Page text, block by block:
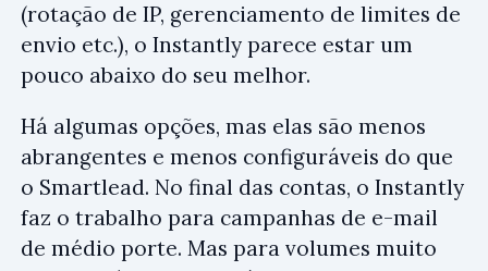
(rotação de IP, gerenciamento de limites de
envio etc.), o Instantly parece estar um
pouco abaixo do seu melhor.
Há algumas opções, mas elas são menos
abrangentes e menos configuráveis do que
o Smartlead. No final das contas, o Instantly
faz o trabalho para campanhas de e-mail
de médio porte. Mas para volumes muito